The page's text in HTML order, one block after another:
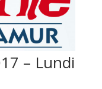
– Lundi